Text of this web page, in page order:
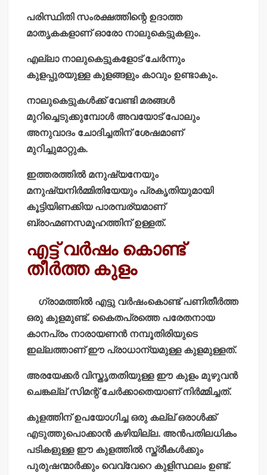
പരിസ്ഥിതി സംരക്ഷത്തിന്റെ ഉദാത്ത
മാതൃകകളാണ് ഓരോ നാലുകെട്ടുകളും.
എല്ലാ നാലുകെട്ടുകളോട് ചേര്‍ന്നും
കുളപ്പുരയുള്ള കുളങ്ങളും കാവും ഉണ്ടാകും.
നാലുകെട്ടുകള്‍ക്ക് വേണ്ടി മരങ്ങള്‍
മുറിച്ചെടുക്കുമ്പോള്‍ അവയോട് പോലും
അനുവാദം ചോദിച്ചതിന് ശേഷമാണ്
മുറിച്ചുമാറ്റുക.
ഇത്തരത്തില്‍ മനുഷ്യനേയും
മനുഷ്യനിര്‍മ്മിതിയേയും പ്രകൃതിയുമായി
കൂട്ടിയിണക്കിയ പാരമ്പര്യമാണ്
ബ്രാഹ്മണസമൂഹത്തിന് ഉള്ളത്.
എട്ട് വര്‍ഷം കൊണ്ട്
തീര്‍ത്ത കുളം
ഗ്രാമത്തില്‍ എട്ടു വര്‍ഷംകൊണ്ട് പണിതീര്‍ത്ത
ഒരു കുളമുണ്ട്. കൈതപ്രത്തെ പരേതനായ
കാനപ്രം നാരായണന്‍ നമ്പൂതിരിയുടെ
ഇല്ലത്താണ് ഈ പ്രാധാന്യമുള്ള കുളമുള്ളത്.
അരയേക്കര്‍ വിസ്തൃതതിയുള്ള ഈ കുളം മുഴുവന്‍
ചെങ്കല്ല് സിമന്റ് ചേര്‍ക്കാതെയാണ് നിര്‍മ്മിച്ചത്.
കുളത്തിന് ഉപയോഗിച്ച ഒരു കല്ല് ഒരാള്‍ക്ക്
എടുത്തുപൊക്കാന്‍ കഴിയില്ല. അന്‍പതിലധികം
പടികളുള്ള ഈ കുളത്തില്‍ സ്ത്രീകള്‍ക്കും
പുരുഷന്മാര്‍ക്കും വെവ്വേറെ കുളിസ്ഥലം ഉണ്ട്.